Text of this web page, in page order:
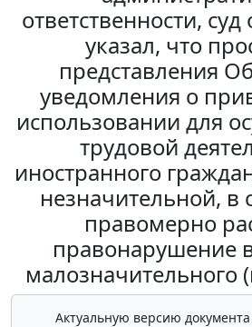
ответственности,
указал, что
представления
уведомления о
использовании для
трудовой
иностранного
незначительной, в
правомерно
правонарушение
малозначительного
Актуальную версию